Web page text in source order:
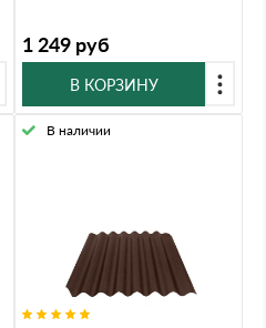
1 249 руб
В КОРЗИНУ
В наличии